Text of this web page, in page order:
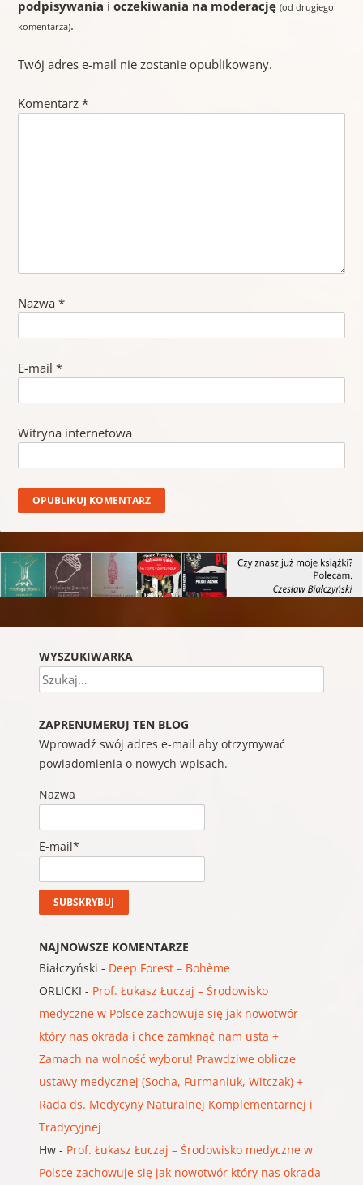
podpisywania i oczekiwania na moderację (od drugiego
komentarza).
Twój adres e-mail nie zostanie opublikowany.
Komentarz *
Nazwa *
E-mail *
Witryna internetowa
WYSZUKIWARKA
Szukaj
ZAPRENUMERUJ TEN BLOG
Wprowadź swój adres e-mail aby otrzymywać
powiadomienia o nowych wpisach.
Nazwa
E-mail*
NAJNOWSZE KOMENTARZE
Białczyński - Deep Forest – Bohème
ORLICKI - Prof. Łukasz Łuczaj – Środowisko
medyczne w Polsce zachowuje się jak nowotwór
który nas okrada i chce zamknąć nam usta +
Zamach na wolność wyboru! Prawdziwe oblicze
ustawy medycznej (Socha, Furmaniuk, Witczak) +
Rada ds. Medycyny Naturalnej Komplementarnej i
Tradycyjnej
Hw- Prof. Łukasz Łuczaj – Środowisko medyczne w
Polsce zachowuje się jak nowotwór który nas okrada